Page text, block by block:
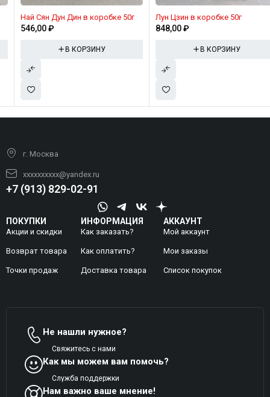
Най Сян Дун Дин в коробке 50г
546,00₽
В КОРЗИНУ
Лун Цзин в коробке 50г
848,00₽
В КОРЗИНУ
г. Москва
xxxxxxxxxx@yandex.ru
+7 (913) 829-02-91
ПОКУПКИ
Акции и скидки
Возврат товара
Точки продаж
ИНФОРМАЦИЯ
Как заказать?
Как оплатить?
Доставка товара
АККАУНТ
Мой аккаунт
Mои заказы
Список покупок
Не нашли нужное?
Свяжитесь с нами
Как мы можем вам помочь?
Служба поддержки
Нам важно ваше мнение!